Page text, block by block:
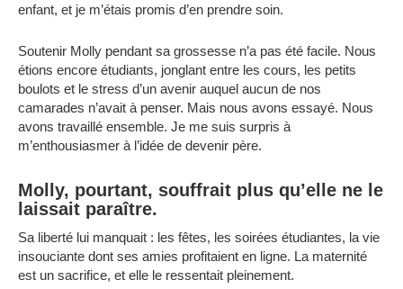
enfant, et je m’étais promis d’en prendre soin.
Soutenir Molly pendant sa grossesse n’a pas été facile. Nous
étions encore étudiants, jonglant entre les cours, les petits
boulots et le stress d’un avenir auquel aucun de nos
camarades n’avait à penser. Mais nous avons essayé. Nous
avons travaillé ensemble. Je me suis surpris à
m’enthousiasmer à l’idée de devenir père.
Molly, pourtant, souffrait plus qu’elle ne le
laissait paraître.
Sa liberté lui manquait : les fêtes, les soirées étudiantes, la vie
insouciante dont ses amies profitaient en ligne. La maternité
est un sacrifice, et elle le ressentait pleinement.